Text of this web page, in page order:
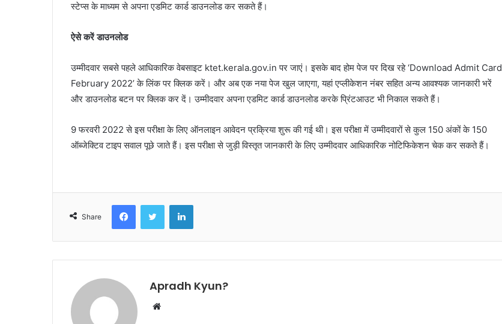
स्टेप्स के माध्यम से अपना एडमिट कार्ड डाउनलोड कर सकते हैं।
ऐसे करें डाउनलोड
उम्मीदवार सबसे पहले आधिकारिक वेबसाइट ktet.kerala.gov.in पर जाएं। इसके बाद होम पेज पर दिख रहे ‘Download Admit Card
February 2022’ के लिंक पर क्लिक करें। और अब एक नया पेज खुल जाएगा, यहां एप्लीकेशन नंबर सहित अन्य आवश्यक जानकारी भरें
और डाउनलोड बटन पर क्लिक कर दें। उम्मीदवार अपना एडमिट कार्ड डाउनलोड करके प्रिंटआउट भी निकाल सकते हैं।
9 फरवरी 2022 से इस परीक्षा के लिए ऑनलाइन आवेदन प्रक्रिया शुरू की गई थी। इस परीक्षा में उम्मीदवारों से कुल 150 अंकों के 150
ऑब्जेक्टिव टाइप सवाल पूछे जाते हैं। इस परीक्षा से जुड़ी विस्तृत जानकारी के लिए उम्मीदवार आधिकारिक नोटिफिकेशन चेक कर सकते हैं।
Share
Apradh Kyun?